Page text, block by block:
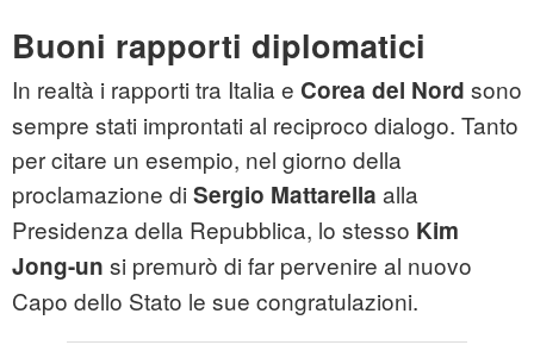
Buoni rapporti diplomatici
In realtà i rapporti tra Italia e Corea del Nord sono
sempre stati improntati al reciproco dialogo. Tanto
per citare un esempio, nel giorno della
proclamazione di Sergio Mattarella alla
Presidenza della Repubblica, lo stesso Kim
Jong-un si premurò di far pervenire al nuovo
Capo dello Stato le sue congratulazioni.